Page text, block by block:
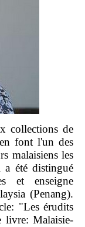
collections de
font l'un des
malaisiens les
a été distingué
et enseigne
(Penang).
"Les érudits
livre: Malaisie-